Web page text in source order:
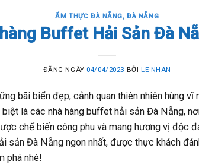
ẨM THỰC ĐÀ NẴNG,ĐÀ NẴNG
Buffet Hải Sản Đà
ĐĂNG NGÀY04/04/2023 BỞI LE NHAN
bãi biển đẹp, cảnh quan thiên nhiên hùng
là các nhà hàng buffet hải sản Đà Nẵng,
chế biến công phu và mang hương vị độc
sản Đà Nẵng ngon nhất, được thực khách
phá nhé!